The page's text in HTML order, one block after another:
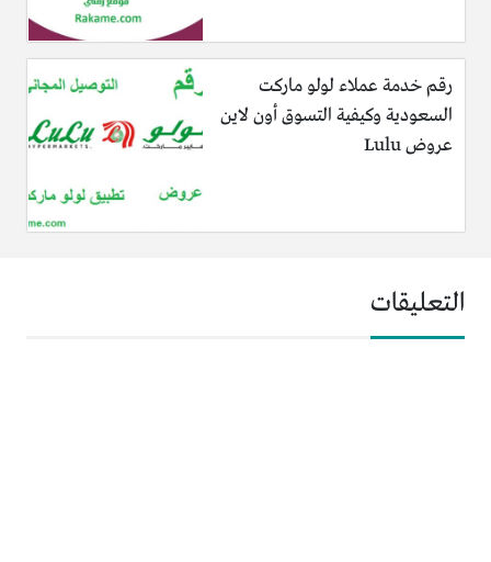
رقم خدمة عملاء لولو ماركت
السعودية وكيفية التسوق أون لاين
عروض Lulu
التعليقات